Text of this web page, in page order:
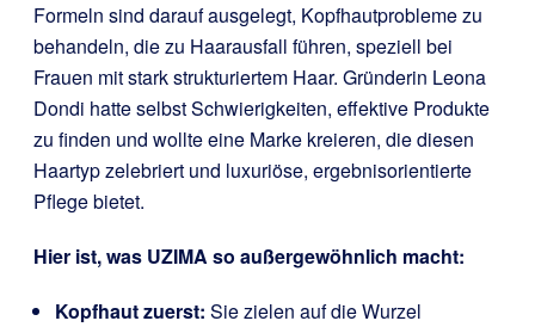
Formeln sind darauf ausgelegt, Kopfhautprobleme zu
behandeln, die zu Haarausfall führen, speziell bei
Frauen mit stark strukturiertem Haar. Gründerin Leona
Dondi hatte selbst Schwierigkeiten, effektive Produkte
zu finden und wollte eine Marke kreieren, die diesen
Haartyp zelebriert und luxuriöse, ergebnisorientierte
Pflege bietet.
Hier ist, was UZIMA so außergewöhnlich macht:
Kopfhaut zuerst: Sie zielen auf die Wurzel